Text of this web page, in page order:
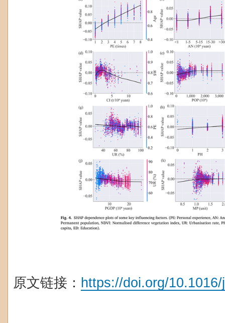
原文链接： https://doi.org/